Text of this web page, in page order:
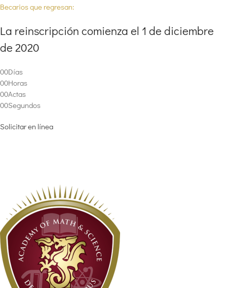
Becarios que regresan:
La reinscripción comienza el 1 de diciembre
de 2020
00Días
00Horas
00Actas
00Segundos
Solicitar en línea